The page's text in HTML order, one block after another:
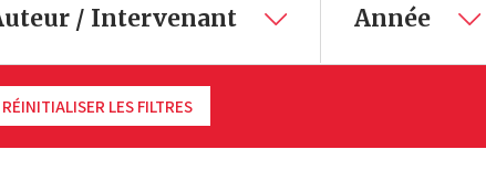
/ Intervenant Année
RÉINITIALISER LES FILTRES